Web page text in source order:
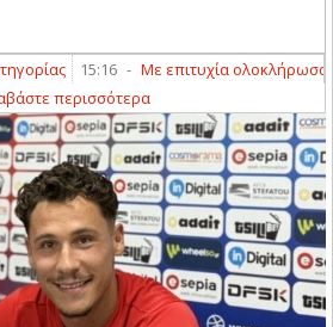
15:16 - Με επιτυχία ολοκλήρωσαν τα
περισσότερα